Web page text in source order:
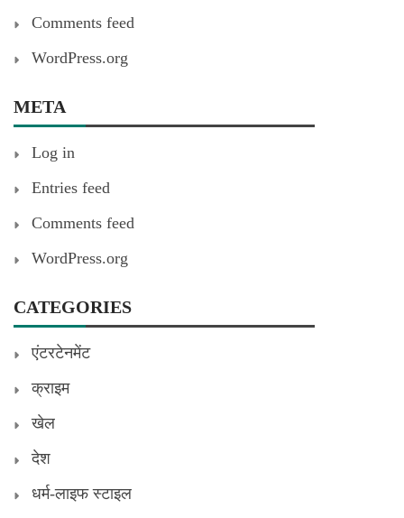
Comments feed
WordPress.org
META
Log in
Entries feed
Comments feed
WordPress.org
CATEGORIES
एंटरटेनमेंट
क्राइम
खेल
देश
धर्म-लाइफ स्टाइल